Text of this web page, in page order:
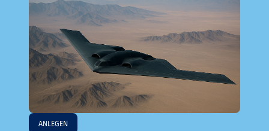
ANLEGEN